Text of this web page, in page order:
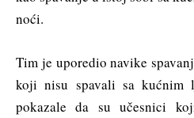
noći.
Tim je uporedio navike
koji nisu spavali sa kućnim
pokazale da su učesnici